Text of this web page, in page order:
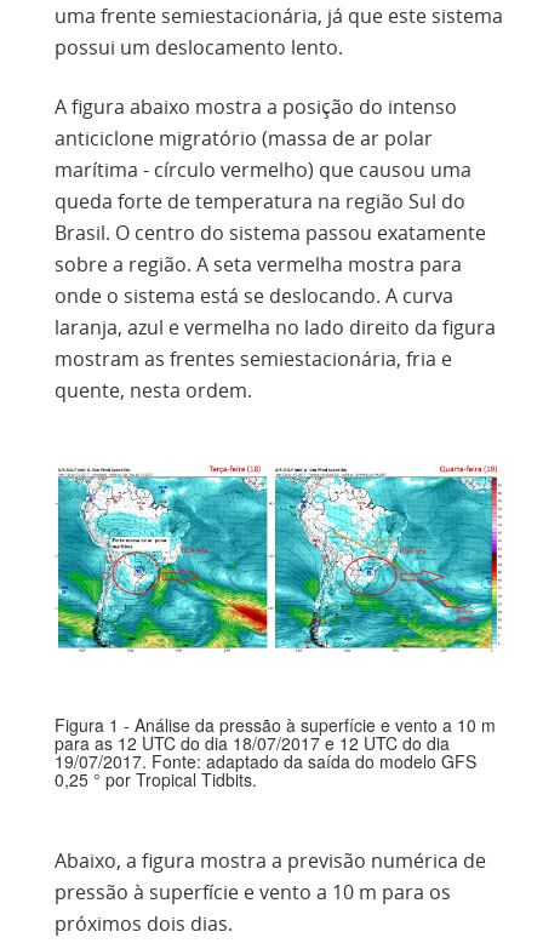
uma frente semiestacionária, já que este sistema
possui um deslocamento lento.
A figura abaixo mostra a posição do intenso
anticiclone migratório (massa de ar polar
marítima - círculo vermelho) que causou uma
queda forte de temperatura na região Sul do
Brasil. O centro do sistema passou exatamente
sobre a região. A seta vermelha mostra para
onde o sistema está se deslocando. A curva
laranja, azul e vermelha no lado direito da figura
mostram as frentes semiestacionária, fria e
quente, nesta ordem.
Figura 1 - Análise da pressão à superfície e vento a 10 m
para as 12 UTC do dia 18/07/2017 e 12 UTC do dia
19/07/2017. Fonte: adaptado da saída do modelo GFS
0,25 ° por Tropical Tidbits.
Abaixo, a figura mostra a previsão numérica de
pressão à superfície e vento a 10 m para os
próximos dois dias.